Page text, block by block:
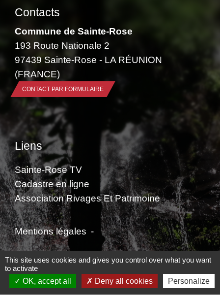
Contacts
Commune de Sainte-Rose
193 Route Nationale 2
97439 Sainte-Rose - LA RÉUNION
(FRANCE)
CONTACT PAR FORMULAIRE
Liens
Sainte-Rose TV
Cadastre en ligne
Association Rivages Et Patrimoine
Mentions légales -
Politique de confidentialité - Accessibilité -
Plan du site - Gestion des cookies
This site uses cookies and gives you control over what you want
to activate
OK, accept all
Deny all cookies Personalize